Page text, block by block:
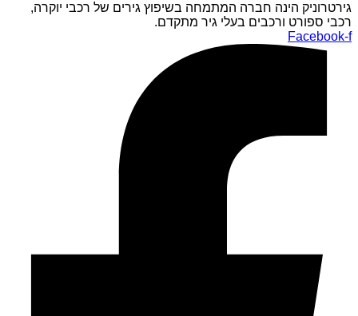
גירטרוניק הינה חברה המתמחה בשיפוץ גירים של רכבי יוקרה,
רכבי ספורט ורכבים בעלי גיר מתקדם.
Facebook-f